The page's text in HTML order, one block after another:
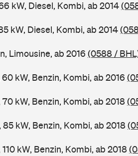
kW, Diesel, Kombi, ab 2014
kW, Diesel, Kombi, ab 2014
Limousine, ab 2016 (0588 /
60 kW, Benzin, Kombi, ab 2016
70 kW, Benzin, Kombi, ab 2018
85 kW, Benzin, Kombi, ab 2018
kW, Benzin, Kombi, ab 2018